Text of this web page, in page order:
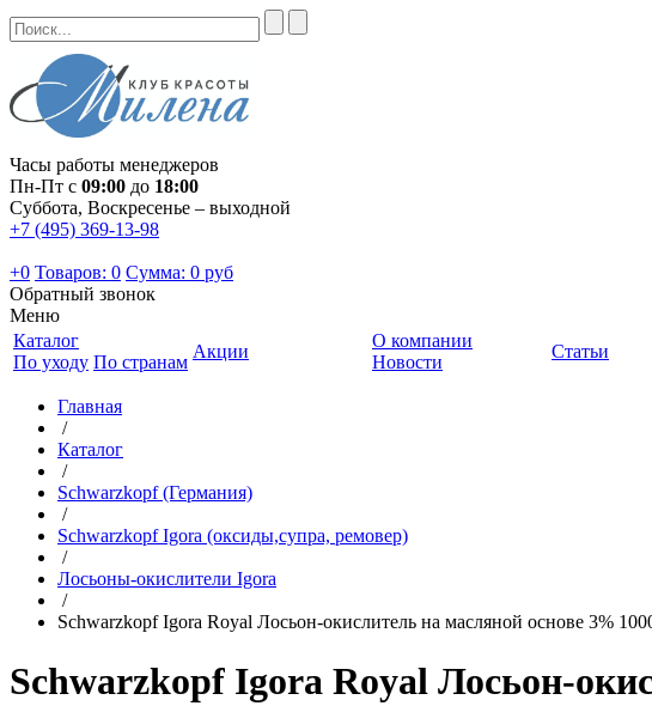
Часы работы менеджеров
Пн-Пт с 09:00 до 18:00
Суббота, Воскресенье – выходной
+7 (495) 369-13-98
+0 Товаров: 0 Сумма: 0 руб
Обратный звонок
Меню
Каталог
По уходу По странам
Акции
О компании
Новости
Статьи
Главная
/
Каталог
/
Schwarzkopf (Германия)
/
Schwarzkopf Igora (оксиды,супра, ремовер)
/
Лосьоны-окислители Igora
/
Schwarzkopf Igora Royal Лосьон-окислитель на масляной основе 3%
Schwarzkopf Igora Royal Лосьон-